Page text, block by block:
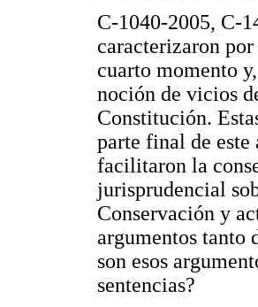
C-1040-2005, C-
caracterizaron
cuarto momento
noción de vicios
Constitución.
parte final de este
facilitaron la
jurisprudencial
Conservación y
argumentos tanto
son esos
sentencias?